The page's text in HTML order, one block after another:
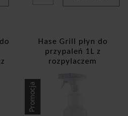
Hase Grill płyn do
przypaleń 1L z
rozpylaczem
Promocja